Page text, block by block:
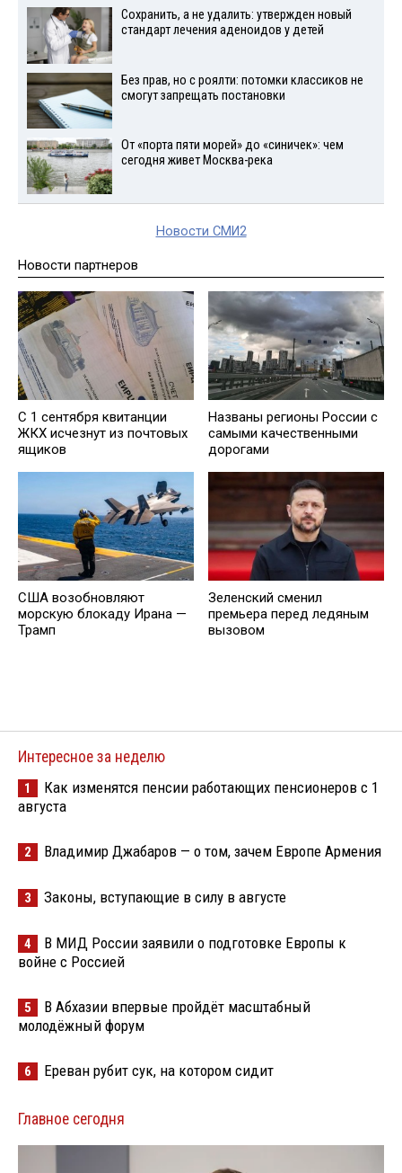
Сохранить, а не удалить: утвержден новый
стандарт лечения аденоидов у детей
Без прав, но с роялти: потомки классиков не
смогут запрещать постановки
От «порта пяти морей» до «синичек»: чем
сегодня живет Москва-река
Новости СМИ2
Новости партнеров
С 1 сентября квитанции
ЖКХ исчезнут из почтовых
ящиков
Названы регионы России с
самыми качественными
дорогами
США возобновляют
морскую блокаду Ирана —
Трамп
Зеленский сменил
премьера перед ледяным
вызовом
Интересное за неделю
1
Как изменятся пенсии работающих пенсионеров с 1
августа
2 Владимир Джабаров — о том, зачем Европе Армения
3 Законы, вступающие в силу в августе
4
В МИД России заявили о подготовке Европы к
войне с Россией
5
В Абхазии впервые пройдёт масштабный
молодёжный форум
6 Ереван рубит сук, на котором сидит
Главное сегодня